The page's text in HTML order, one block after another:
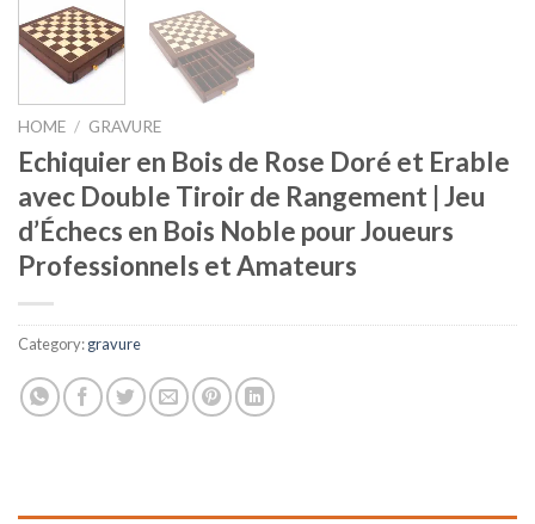
HOME / GRAVURE
Echiquier en Bois de Rose Doré et Erable
avec Double Tiroir de Rangement | Jeu
d’Échecs en Bois Noble pour Joueurs
Professionnels et Amateurs
Category:gravure